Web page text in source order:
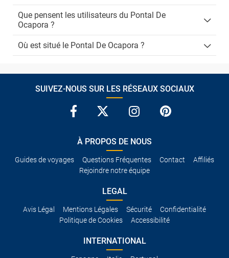
Que pensent les utilisateurs du Pontal De
Ocapora ?
Où est situé le Pontal De Ocapora ?
SUIVEZ-NOUS SUR LES RÉSEAUX SOCIAUX
À PROPOS DE NOUS
Guides de voyages Questions Fréquentes Contact
Affiliés
Rejoindre notre équipe
LEGAL
Avis Légal Mentions Légales Sécurité
Confidentialité
Politique de Cookies
Accessibilité
INTERNATIONAL